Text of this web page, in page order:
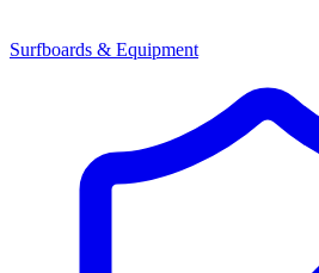
Surfboards & Equipment